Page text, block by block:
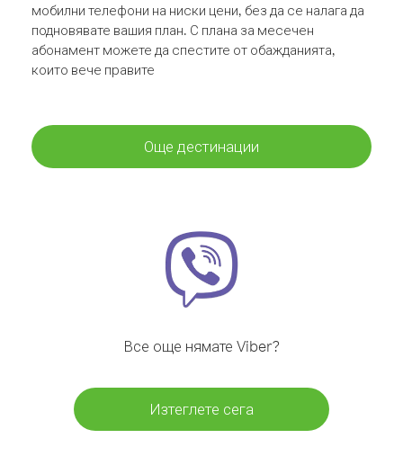
мобилни телефони на ниски цени, без да се налага да
подновявате вашия план. С плана за месечен
абонамент можете да спестите от обажданията,
които вече правите
Още дестинации
Все още нямате Viber?
Изтеглете сега